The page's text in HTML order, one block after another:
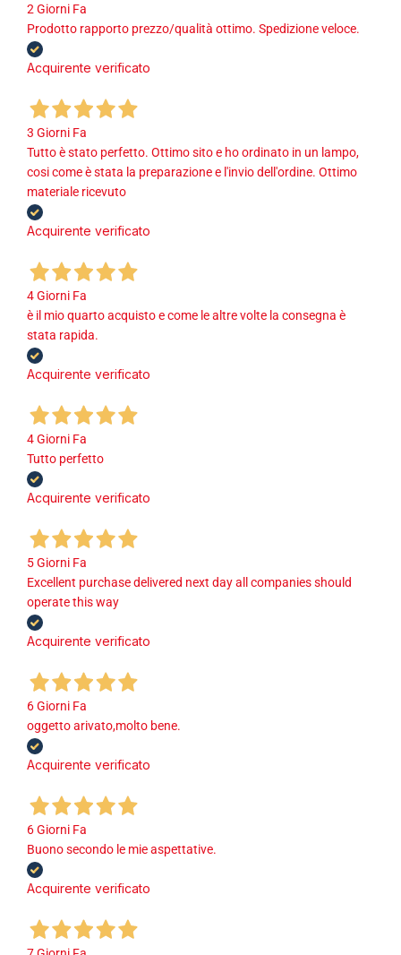
2 Giorni Fa
Prodotto rapporto prezzo/qualità ottimo. Spedizione veloce.
Acquirente verificato
3 Giorni Fa
Tutto è stato perfetto. Ottimo sito e ho ordinato in un lampo,
cosi come è stata la preparazione e l'invio dell'ordine. Ottimo
materiale ricevuto
Acquirente verificato
4 Giorni Fa
è il mio quarto acquisto e come le altre volte la consegna è
stata rapida.
Acquirente verificato
4 Giorni Fa
Tutto perfetto
Acquirente verificato
5 Giorni Fa
Excellent purchase delivered next day all companies should
operate this way
Acquirente verificato
6 Giorni Fa
oggetto arivato,molto bene.
Acquirente verificato
6 Giorni Fa
Buono secondo le mie aspettative.
Acquirente verificato